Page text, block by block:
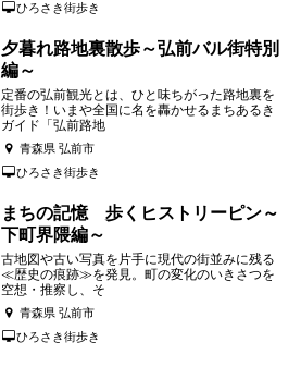
ひろさき街歩き
夕暮れ路地裏散歩～弘前バル街特別
編～
定番の弘前観光とは、ひと味ちがった路地裏を
街歩き！いまや全国に名を轟かせるまちあるき
ガイド「弘前路地
青森県 弘前市
ひろさき街歩き
まちの記憶 歩くヒストリーピン～
下町界隈編～
古地図や古い写真を片手に現代の街並みに残る
≪歴史の痕跡≫を発見。町の変化のいきさつを
空想・推察し、そ
青森県 弘前市
ひろさき街歩き